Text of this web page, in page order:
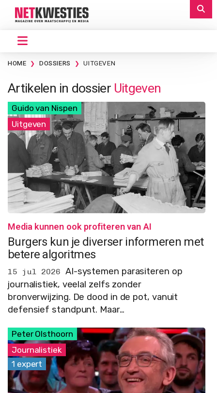
HOME DOSSIERS UITGEVEN
Artikelen in dossier Uitgeven
Guido van Nispen
Uitgeven
Media kunnen ook profiteren van AI
Burgers kun je diverser informeren met
betere algoritmes
15 jul 2026 AI-systemen parasiteren op
journalistiek, veelal zelfs zonder
bronverwijzing. De dood in de pot, vanuit
defensief standpunt. Maar…
Peter Olsthoorn
Journalistiek
1 expert